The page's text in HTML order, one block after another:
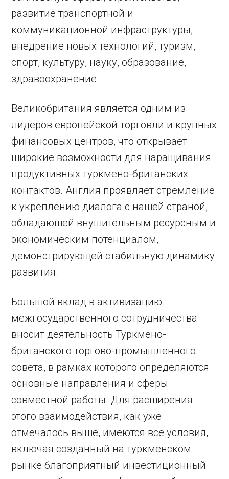
развитие транспортной и
коммуникационной инфраструктуры,
внедрение новых технологий, туризм,
спорт, культуру, науку, образование,
здравоохранение.
Великобритания является одним из
лидеров европейской торговли и крупных
финансовых центров, что открывает
широкие возможности для наращивания
продуктивных туркмено-британских
контактов. Англия проявляет стремление
к укреплению диалога с нашей страной,
обладающей внушительным ресурсным и
экономическим потенциалом,
демонстрирующей стабильную динамику
развития.
Большой вклад в активизацию
межгосударственного сотрудничества
вносит деятельность Туркмено-
британского торгово-промышленного
совета, в рамках которого определяются
основные направления и сферы
совместной работы. Для расширения
этого взаимодействия, как уже
отмечалось выше, имеются все условия,
включая созданный на туркменском
рынке благоприятный инвестиционный